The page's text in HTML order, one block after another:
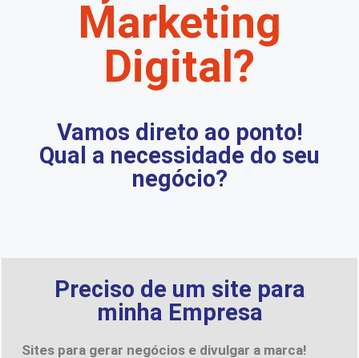
Marketing
Digital?
Vamos direto ao ponto!
Qual a necessidade do seu
negócio?
Preciso de um site para
minha Empresa
Sites para gerar negócios e divulgar a marca!